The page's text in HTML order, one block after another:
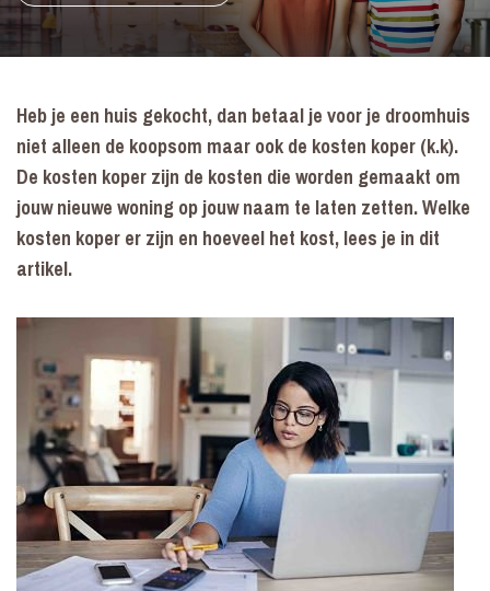
Heb je een huis gekocht, dan betaal je voor je droomhuis
niet alleen de koopsom maar ook de kosten koper (k.k).
De kosten koper zijn de kosten die worden gemaakt om
jouw nieuwe woning op jouw naam te laten zetten.Welke
kosten koper er zijn en hoeveel het kost, lees je in dit
artikel.